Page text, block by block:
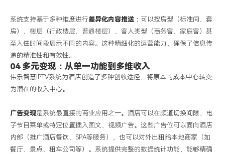
系统支持基于多种维度进行差异化内容推送 ：可以按房型（标准间、套
房）、楼层（行政楼层、普通楼层）、客人类型（商务客、家庭客）甚
至入住时间段展示不同的内容。这种精细化的运营能力，确保了信息传
递的精准性和有效性。
04 多元变现：从单一功能到多维收入
伟乐智慧 IPTV系统为酒店创造了多种创收途径，将原本的成本中心转变
为潜在的收入中心。
广告变现是系统最直接的商业应用之一。酒店可以在频道切换间隙、电
子节目菜单或特定位置插入图文、视频广告。这些广告位可以面向酒店
内部（推广酒店餐饮、 SPA等服务），也可以对外出租给本地商家（如
餐厅、景点、租车公司等）。系统提供完整的数据统计功能，能够精确